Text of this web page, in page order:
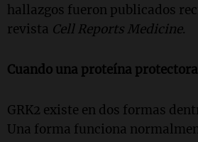
hallazgos fueron publicados
revista Cell Reports Medicine.
Cuando una proteína
GRK2 existe en dos formas
Una forma funciona